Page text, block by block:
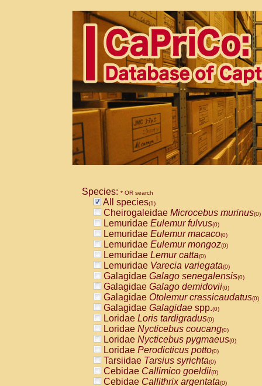
Species: * OR search
All species(1)
Cheirogaleidae Microcebus murinus(0)
Lemuridae Eulemur fulvus(0)
Lemuridae Eulemur macaco(0)
Lemuridae Eulemur mongoz(0)
Lemuridae Lemur catta(0)
Lemuridae Varecia variegata(0)
Galagidae Galago senegalensis(0)
Galagidae Galago demidovii(0)
Galagidae Otolemur crassicaudatus(0)
Galagidae Galagidae spp.(0)
Loridae Loris tardigradus(0)
Loridae Nycticebus coucang(0)
Loridae Nycticebus pygmaeus(0)
Loridae Perodicticus potto(0)
Tarsiidae Tarsius syrichta(0)
Cebidae Callimico goeldii(0)
Cebidae Callithrix argentata(0)